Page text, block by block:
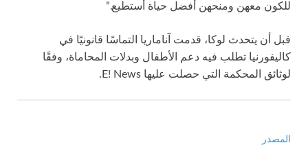
للكون معهن ومنحهن أفضل حياة أستطيع.”
قبل أن يتحدث لوكا، قدمت آناماريا التماسًا قانونيًا في
كاليفورنيا تطلب فيه دعم الأطفال وبدلات المحاماة، وفقًا
لوثائق المحكمة التي حصلت عليها E! News.
المصدر